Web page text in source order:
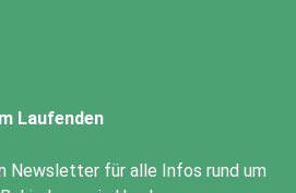
Laufenden
Newsletter für alle Infos rund um